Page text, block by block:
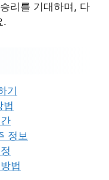
리를 기대하며, 다
.
기
법
정보
법